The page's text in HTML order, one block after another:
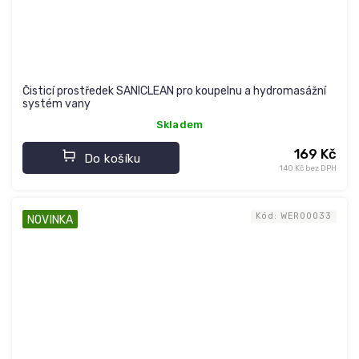
Čisticí prostředek SANICLEAN pro koupelnu a hydromasážní
systém vany
Skladem
140 Kč bez DPH
169 Kč
Do košíku
NOVINKA Kód: WER00033